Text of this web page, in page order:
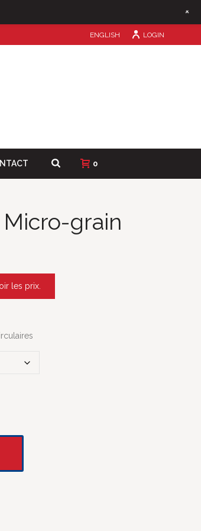
ENGLISH LOGIN
0
grain
les prix.
+